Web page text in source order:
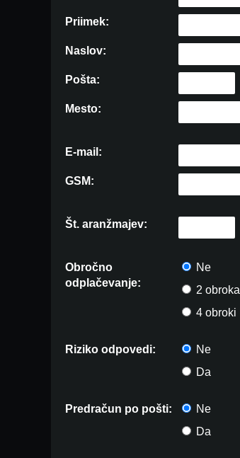
Priimek:
Naslov:
Pošta:
Mesto:
E-mail:
GSM:
Št. aranžmajev:
Obročno
odplačevanje:
Ne
2 obroka
4 obroki
Riziko odpovedi:
Ne
Da
Predračun po pošti:
Ne
Da